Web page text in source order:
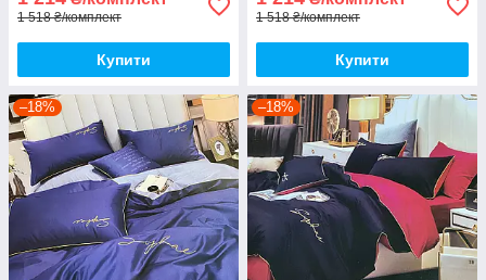
1 518 ₴/комплект
Купити
1 518 ₴/комплект
Купити
–18% –18%